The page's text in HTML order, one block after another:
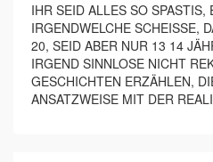
IHR SEID ALLES SO SPASTIS,
IRGENDWELCHE SCHEISSE,
20, SEID ABER NUR 13 14
IRGEND SINNLOSE NICHT
GESCHICHTEN ERZÄHLEN,
ANSATZWEISE MIT DER